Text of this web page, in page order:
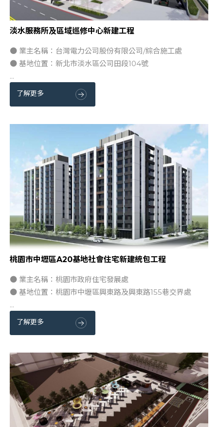
淡水服務所及區域巡修中心新建工程
● 業主名稱：台灣電力公司股份有限公司/綜合施工處
● 基地位置：新北市淡水區公司田段104號
...
了解更多
桃園市中壢區A20基地社會住宅新建統包工程
● 業主名稱：桃園市政府住宅發展處
● 基地位置：桃園市中壢區興東路及興東路155巷交界處
...
了解更多